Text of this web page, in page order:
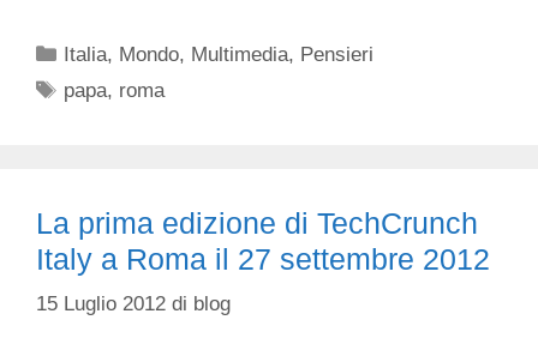
Categorie
Italia, Mondo, Multimedia, Pensieri
Tag
papa, roma
La prima edizione di TechCrunch
Italy a Roma il 27 settembre 2012
15 Luglio 2012 di blog